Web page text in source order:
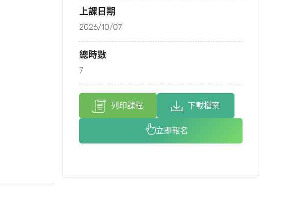
上課日期
2026/10/07
總時數
7
列印課程 下載檔案
立即報名